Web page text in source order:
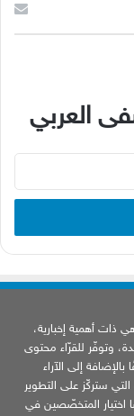
العربي
ذات أهمية إخبارية،
وتوفّر للقرّاء محتوى
بالإضافة إلى الآراء
التي ستركّز على التطوير
اختيار المتخصّصين في